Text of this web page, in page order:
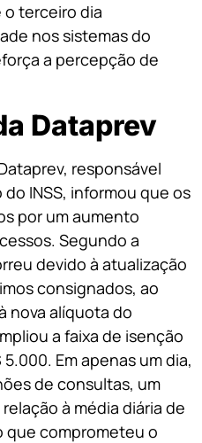
o terceiro dia
nos sistemas do
a percepção de
Dataprev
responsável
INSS, informou que os
por um aumento
Segundo a
devido à atualização
consignados, ao
nova alíquota do
a faixa de isenção
Em apenas um dia,
de consultas, um
à média diária de
que comprometeu o